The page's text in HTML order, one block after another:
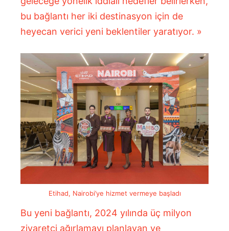
bu bağlantı her iki destinasyon için de
heyecan verici yeni beklentiler yaratıyor. »
Etihad, Nairobi’ye hizmet vermeye başladı
Bu yeni bağlantı, 2024 yılında üç milyon
ziyaretçi ağırlamayı planlayan ve